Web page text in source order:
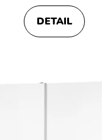
DETAIL